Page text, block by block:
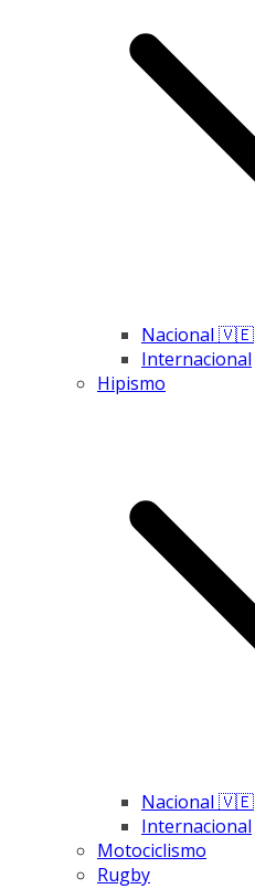
Nacional 🇻🇪
Internacional
Hipismo
Nacional 🇻🇪
Internacional
Motociclismo
Rugby